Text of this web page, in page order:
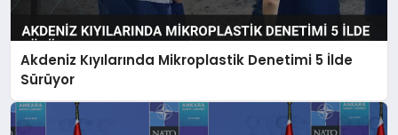
Akdeniz Kıyılarında Mikroplastik Denetimi 5 İlde
Sürüyor